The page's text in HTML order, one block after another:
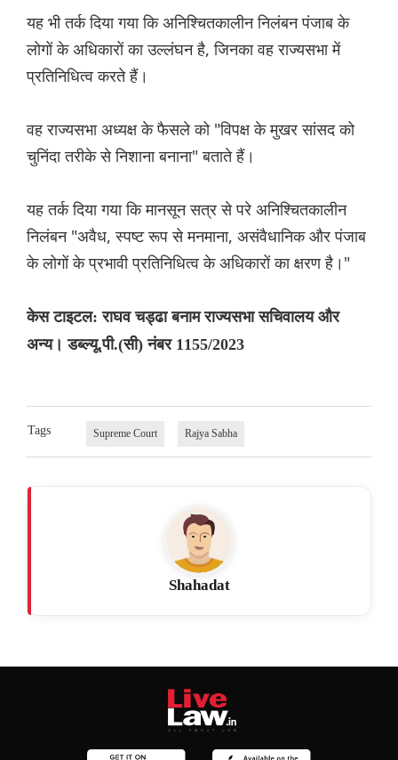
यह भी तर्क दिया गया कि अनिश्चितकालीन निलंबन पंजाब के
लोगों के अधिकारों का उल्लंघन है, जिनका वह राज्यसभा में
प्रतिनिधित्व करते हैं।
वह राज्यसभा अध्यक्ष के फैसले को "विपक्ष के मुखर सांसद को
चुनिंदा तरीके से निशाना बनाना" बताते हैं।
यह तर्क दिया गया कि मानसून सत्र से परे अनिश्चितकालीन
निलंबन "अवैध, स्पष्ट रूप से मनमाना, असंवैधानिक और पंजाब
के लोगों के प्रभावी प्रतिनिधित्व के अधिकारों का क्षरण है।"
केस टाइटल: राघव चड्ढा बनाम राज्यसभा सचिवालय और
अन्य। डब्ल्यू.पी.(सी) नंबर 1155/2023
Tags Supreme Court Rajya Sabha
Shahadat